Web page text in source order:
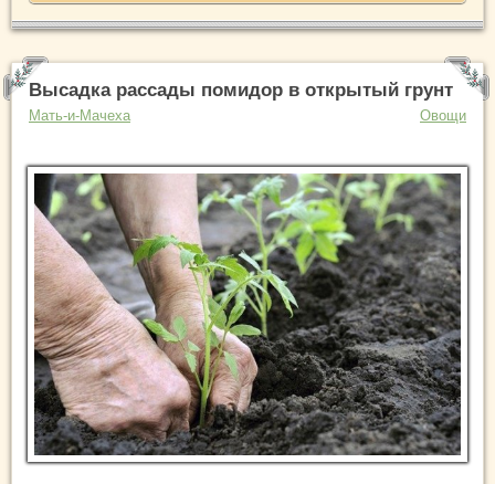
Высадка рассады помидор в открытый грунт
Мать-и-Мачеха Овощи